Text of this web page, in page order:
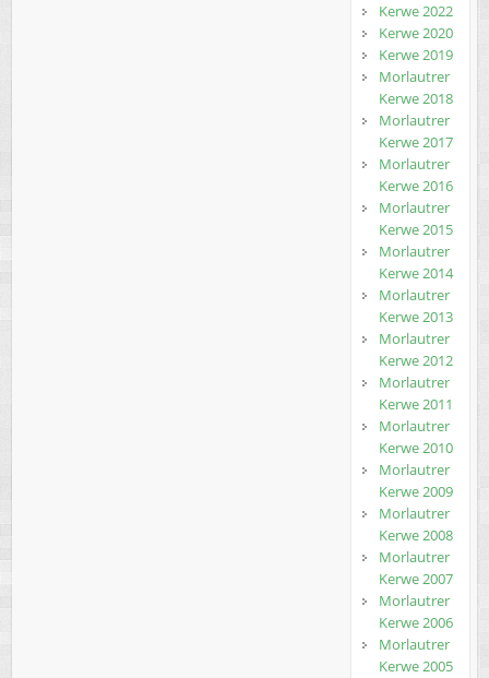
Kerwe 2022
Kerwe 2020
Kerwe 2019
Morlautrer
Kerwe 2018
Morlautrer
Kerwe 2017
Morlautrer
Kerwe 2016
Morlautrer
Kerwe 2015
Morlautrer
Kerwe 2014
Morlautrer
Kerwe 2013
Morlautrer
Kerwe 2012
Morlautrer
Kerwe 2011
Morlautrer
Kerwe 2010
Morlautrer
Kerwe 2009
Morlautrer
Kerwe 2008
Morlautrer
Kerwe 2007
Morlautrer
Kerwe 2006
Morlautrer
Kerwe 2005